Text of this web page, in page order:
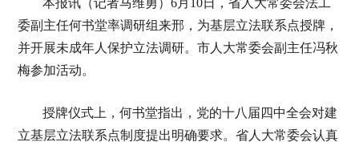
本报讯（记者马维勇）6月10日，省人大常委会法工
委副主任何书堂率调研组来邢，为基层立法联系点授牌，
并开展未成年人保护立法调研。市人大常委会副主任冯秋
梅参加活动。
授牌仪式上，何书堂指出，党的十八届四中全会对建
立基层立法联系点制度提出明确要求。省人大常委会认真